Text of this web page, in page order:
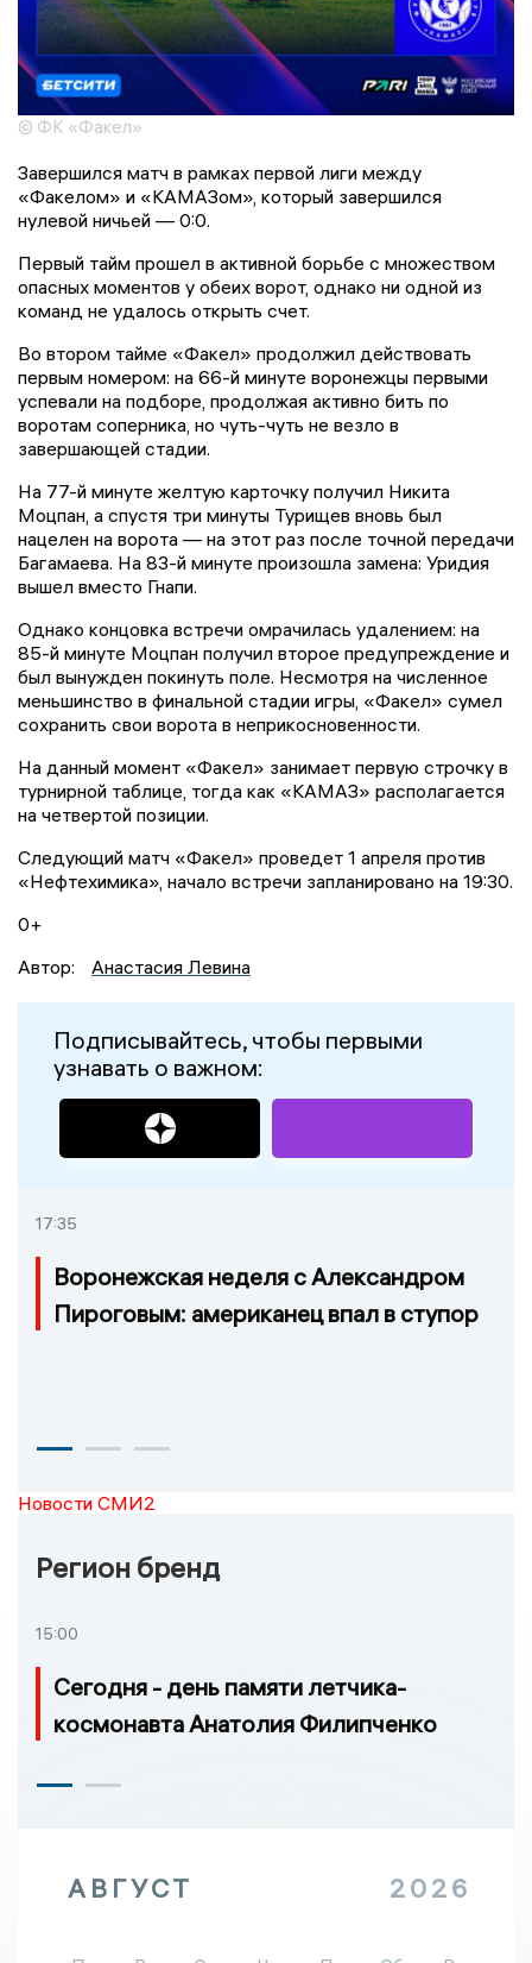
© ФК «Факел»
Завершился матч в рамках первой лиги между
«Факелом» и «КАМАЗом», который завершился
нулевой ничьей — 0:0.
Первый тайм прошел в активной борьбе с множеством
опасных моментов у обеих ворот, однако ни одной из
команд не удалось открыть счет.
Во втором тайме «Факел» продолжил действовать
первым номером: на 66-й минуте воронежцы первыми
успевали на подборе, продолжая активно бить по
воротам соперника, но чуть-чуть не везло в
завершающей стадии.
На 77-й минуте желтую карточку получил Никита
Моцпан, а спустя три минуты Турищев вновь был
нацелен на ворота — на этот раз после точной передачи
Багамаева. На 83-й минуте произошла замена: Уридия
вышел вместо Гнапи.
Однако концовка встречи омрачилась удалением: на
85-й минуте Моцпан получил второе предупреждение и
был вынужден покинуть поле. Несмотря на численное
меньшинство в финальной стадии игры, «Факел» сумел
сохранить свои ворота в неприкосновенности.
На данный момент «Факел» занимает первую строчку в
турнирной таблице, тогда как «КАМАЗ» располагается
на четвертой позиции.
Следующий матч «Факел» проведет 1 апреля против
«Нефтехимика», начало встречи запланировано на 19:30.
0+
Автор:
Анастасия Левина
Подписывайтесь, чтобы первыми
узнавать о важном:
17:35
Воронежская неделя с Александром
Пироговым: американец впал в ступор
Новости СМИ2
Регион бренд
15:00
Сегодня - день памяти летчика-
космонавта Анатолия Филипченко
АВГУСТ 2026